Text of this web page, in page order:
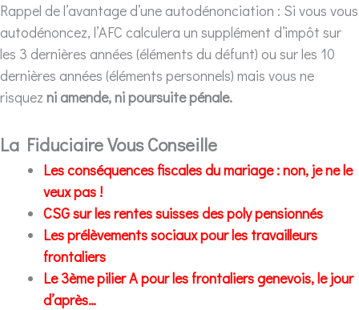
Rappel de l’avantage d’une autodénonciation : Si vous vous
autodénoncez, l’AFC calculera un supplément d’impôt sur
les 3 dernières années (éléments du défunt) ou sur les 10
dernières années (éléments personnels) mais vous ne
risquez ni amende, ni poursuite pénale.
La Fiduciaire Vous Conseille
Les conséquences fiscales du mariage : non, je ne le
veux pas !
CSG sur les rentes suisses des poly pensionnés
Les prélèvements sociaux pour les travailleurs
frontaliers
Le 3ème pilier A pour les frontaliers genevois, le jour
d’après…